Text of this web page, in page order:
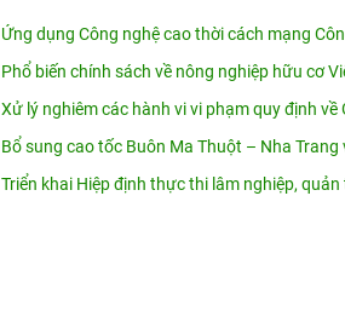
Ứng dụng Công nghệ cao thời cách mạng
Phổ biến chính sách về nông nghiệp hữu cơ
Xử lý nghiêm các hành vi vi phạm quy định về
Bổ sung cao tốc Buôn Ma Thuột – Nha
Triển khai Hiệp định thực thi lâm nghiệp,